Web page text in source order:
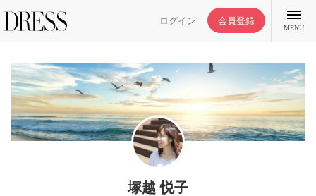
ログイン 会員登録
MENU
特集記事
塚越 悦子